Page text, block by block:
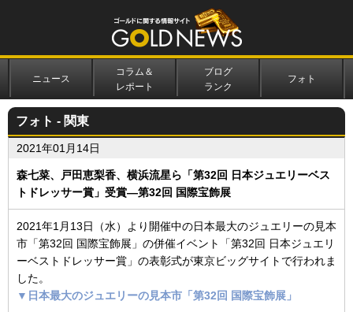
ニュース
コラム＆
レポート
ブログ
ランク
フォト
フォト - 関東
2021年01月14日
森七菜、戸田恵梨香、横浜流星ら「第32回 日本ジュエリーベス
トドレッサー賞」受賞―第32回 国際宝飾展
2021年1月13日（水）より開催中の日本最大のジュエリーの見本
市「第32回 国際宝飾展」の併催イベント「第32回 日本ジュエリ
ーベストドレッサー賞」の表彰式が東京ビッグサイトで行われま
した。
▼日本最大のジュエリーの見本市「第32回 国際宝飾展」